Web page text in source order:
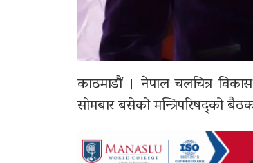
काठमाडौं । नेपाल चलचित्र
सोमबार बसेको मन्त्रिपरिषद्को